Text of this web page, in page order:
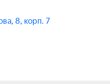
8, корп. 7